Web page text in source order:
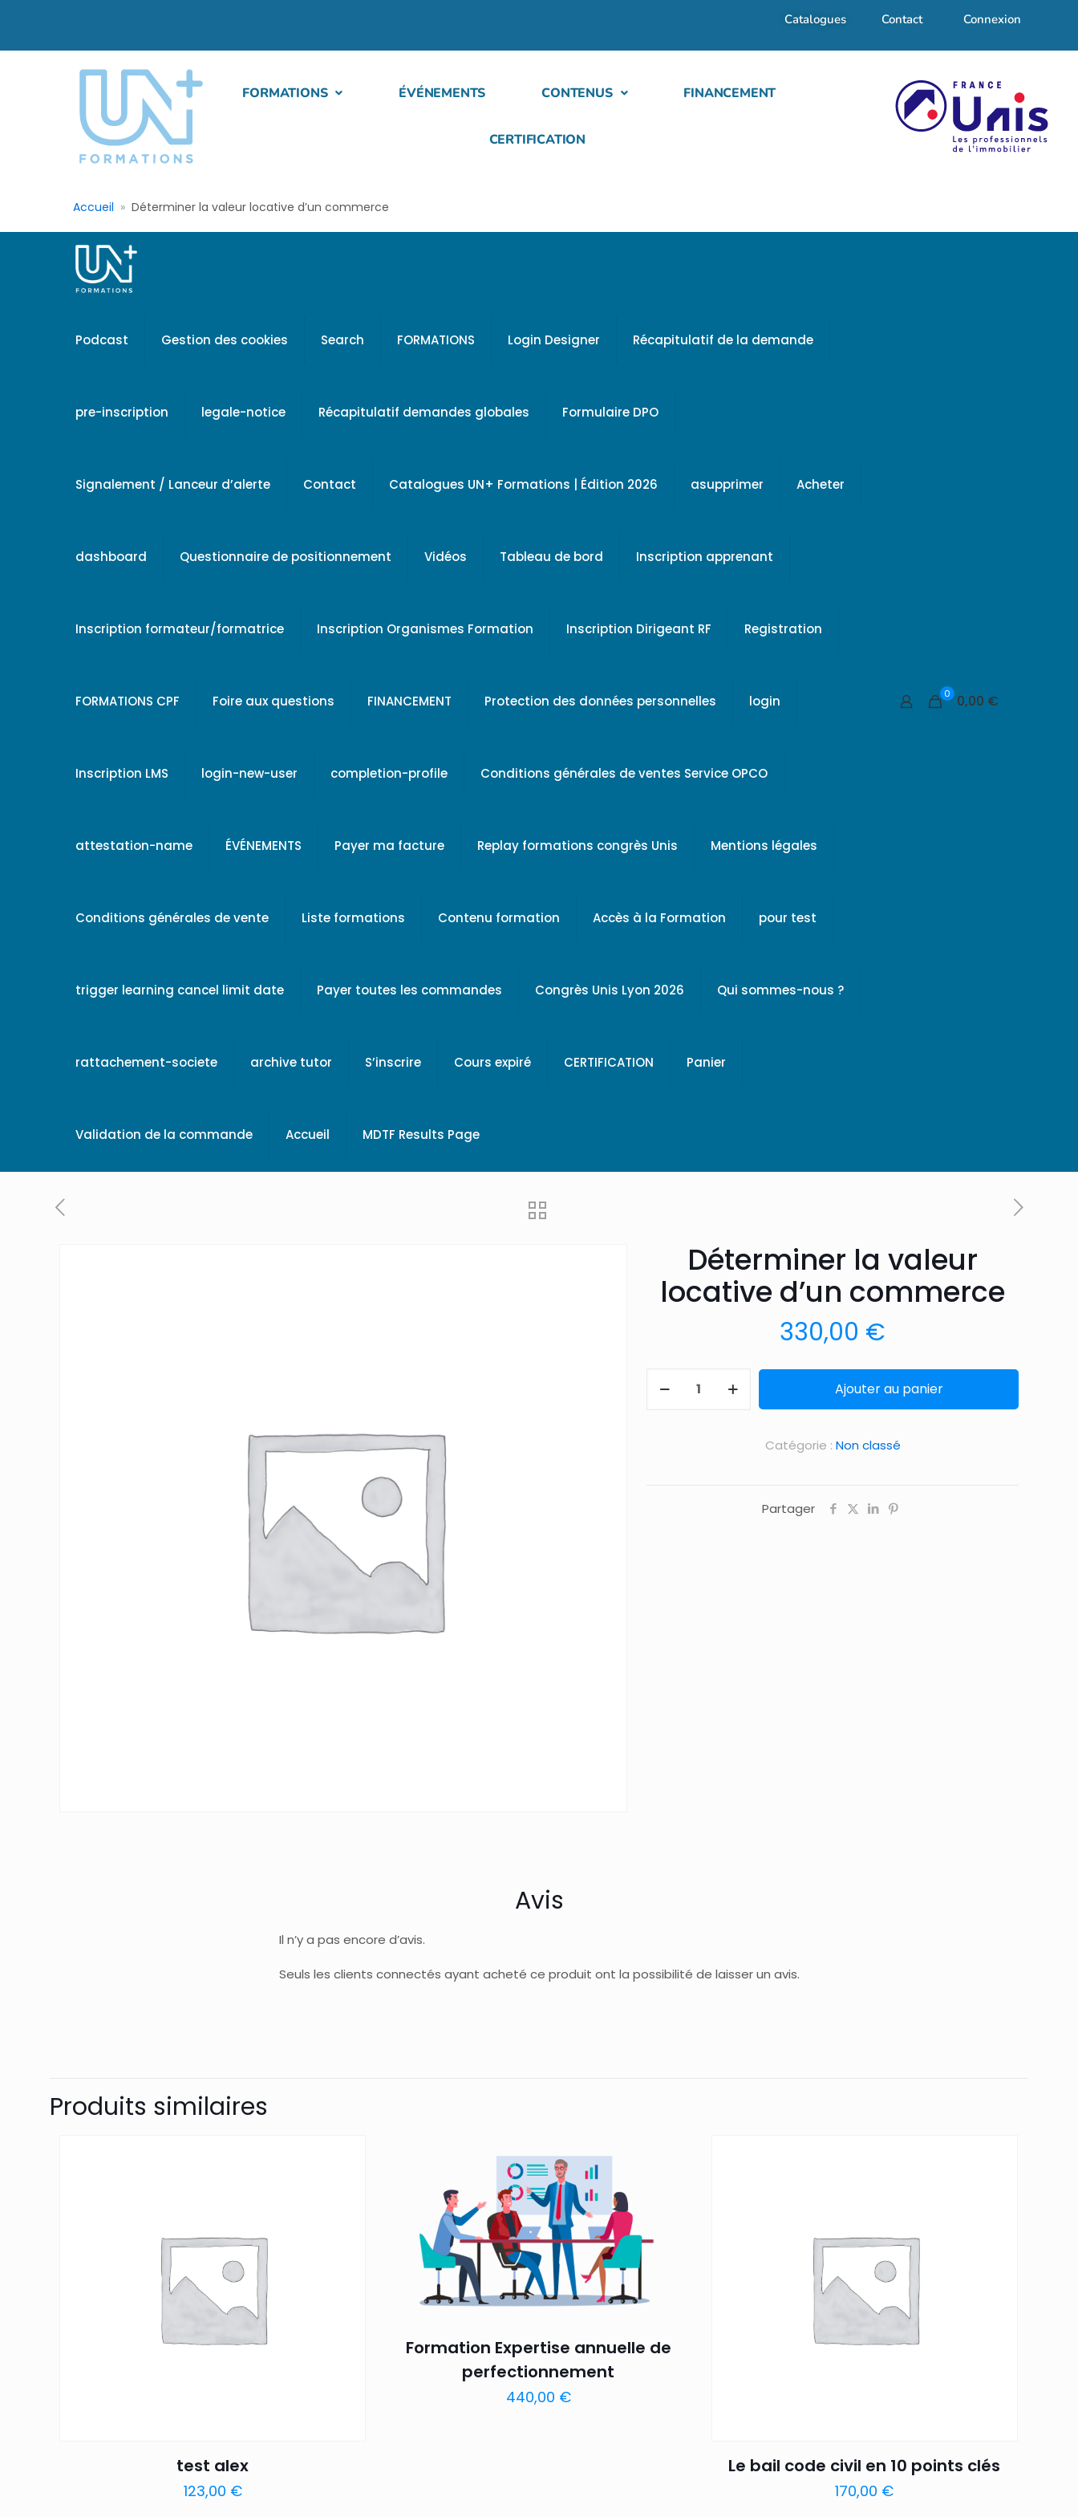
Catalogues Contact Connexion
FORMATIONS ÉVÉNEMENTS CONTENUS FINANCEMENT
CERTIFICATION
Accueil Déterminer la valeur locative d’un commerce
Podcast Gestion des cookies Search FORMATIONS Login Designer Récapitulatif de la demande
pre-inscription legale-notice Récapitulatif demandes globales Formulaire DPO
Signalement / Lanceur d’alerte Contact Catalogues UN+ Formations | Édition 2026 asupprimer Acheter
dashboard Questionnaire de positionnement Vidéos Tableau de bord Inscription apprenant
Inscription formateur/formatrice Inscription Organismes Formation Inscription Dirigeant RF Registration
FORMATIONS CPF Foire aux questions FINANCEMENT Protection des données personnelles login
Inscription LMS login-new-user completion-profile Conditions générales de ventes Service OPCO
attestation-name ÉVÉNEMENTS Payer ma facture Replay formations congrès Unis Mentions légales
Conditions générales de vente Liste formations Contenu formation Accès à la Formation pour test
trigger learning cancel limit date Payer toutes les commandes Congrès Unis Lyon 2026 Qui sommes-nous ?
rattachement-societe archive tutor S’inscrire Cours expiré CERTIFICATION Panier
Validation de la commande Accueil MDTF Results Page
0 0,00 €
Déterminer la valeur
locative d’un commerce
330,00 €
Ajouter au panier
Catégorie : Non classé
Partager
Avis
Il n’y a pas encore d’avis.
Seuls les clients connectés ayant acheté ce produit ont la possibilité de laisser un avis.
Produits similaires
test alex
123,00 €
Formation Expertise annuelle de
perfectionnement
440,00 €
Le bail code civil en 10 points clés
170,00 €